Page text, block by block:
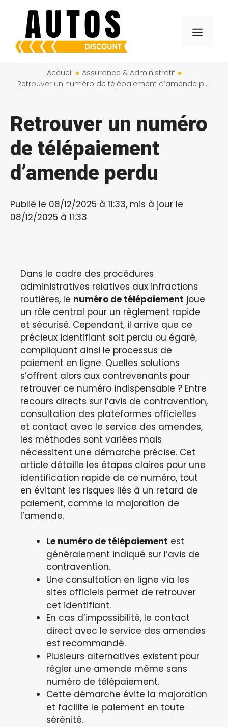
contenu
Menu
Accueil
Assurance & Administratif
Retrouver un numéro de télépaiement d’amende perdu
Retrouver un numéro
de télépaiement
d’amende perdu
Publié le 08/12/2025 à 11:33, mis à jour le
08/12/2025 à 11:33
Dans le cadre des procédures
administratives relatives aux infractions
routières, le numéro de télépaiement joue
un rôle central pour un règlement rapide
et sécurisé. Cependant, il arrive que ce
précieux identifiant soit perdu ou égaré,
compliquant ainsi le processus de
paiement en ligne. Quelles solutions
s’offrent alors aux contrevenants pour
retrouver ce numéro indispensable ? Entre
recours directs sur l’avis de contravention,
consultation des plateformes officielles
et contact avec le service des amendes,
les méthodes sont variées mais
nécessitent une démarche précise. Cet
article détaille les étapes claires pour une
identification rapide de ce numéro, tout
en évitant les risques liés à un retard de
paiement, comme la majoration de
l’amende.
Le numéro de télépaiement est
généralement indiqué sur l’avis de
contravention.
Une consultation en ligne via les
sites officiels permet de retrouver
cet identifiant.
En cas d’impossibilité, le contact
direct avec le service des amendes
est recommandé.
Plusieurs alternatives existent pour
régler une amende même sans
numéro de télépaiement.
Cette démarche évite la majoration
et facilite le paiement en toute
sérénité.